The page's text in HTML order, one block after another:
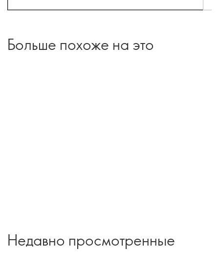
Больше похоже на это
Недавно просмотренные